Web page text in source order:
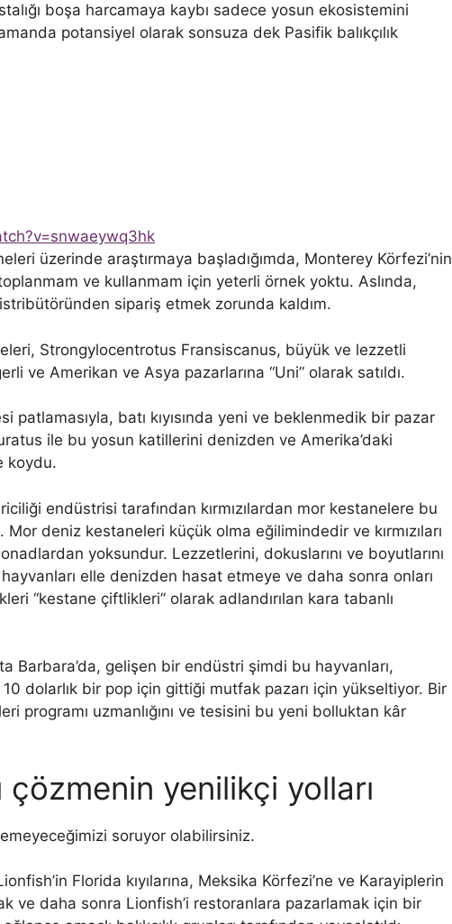
boşa harcamaya kaybı sadece yosun ekosistemini
potansiyel olarak sonsuza dek Pasifik balıkçılık
üzerinde araştırmaya başladığımda, Monterey Körfezi’nin
ve kullanmam için yeterli örnek yoktu. Aslında,
sipariş etmek zorunda kaldım.
Strongylocentrotus Fransiscanus, büyük ve lezzetli
ve Amerikan ve Asya pazarlarına “Uni” olarak satıldı.
patlamasıyla, batı kıyısında yeni ve beklenmedik bir pazar
ile bu yosun katillerini denizden ve Amerika’daki
koydu.
endüstrisi tarafından kırmızılardan mor kestanelere bu
Mor deniz kestaneleri küçük olma eğilimindedir ve kırmızıları
yoksundur. Lezzetlerini, dokuslarını ve boyutlarını
elle denizden hasat etmeye ve daha sonra onları
“kestane çiftlikleri” olarak adlandırılan kara tabanlı
Barbara’da, gelişen bir endüstri şimdi bu hayvanları,
dolarlık bir pop için gittiği mutfak pazarı için yükseltiyor. Bir
programı uzmanlığını ve tesisini bu yeni bolluktan kâr
yenilikçi yolları
soruyor olabilirsiniz.
Florida kıyılarına, Meksika Körfezi’ne ve Karayiplerin
ve daha sonra Lionfish’i restoranlara pazarlamak için bir